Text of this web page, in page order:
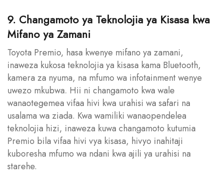
9. Changamoto ya Teknolojia ya Kisasa kwa
Mifano ya Zamani
Toyota Premio, hasa kwenye mifano ya zamani,
inaweza kukosa teknolojia ya kisasa kama Bluetooth,
kamera za nyuma, na mfumo wa infotainment wenye
uwezo mkubwa. Hii ni changamoto kwa wale
wanaotegemea vifaa hivi kwa urahisi wa safari na
usalama wa ziada. Kwa wamiliki wanaopendelea
teknolojia hizi, inaweza kuwa changamoto kutumia
Premio bila vifaa hivi vya kisasa, hivyo inahitaji
kuboresha mfumo wa ndani kwa ajili ya urahisi na
starehe.